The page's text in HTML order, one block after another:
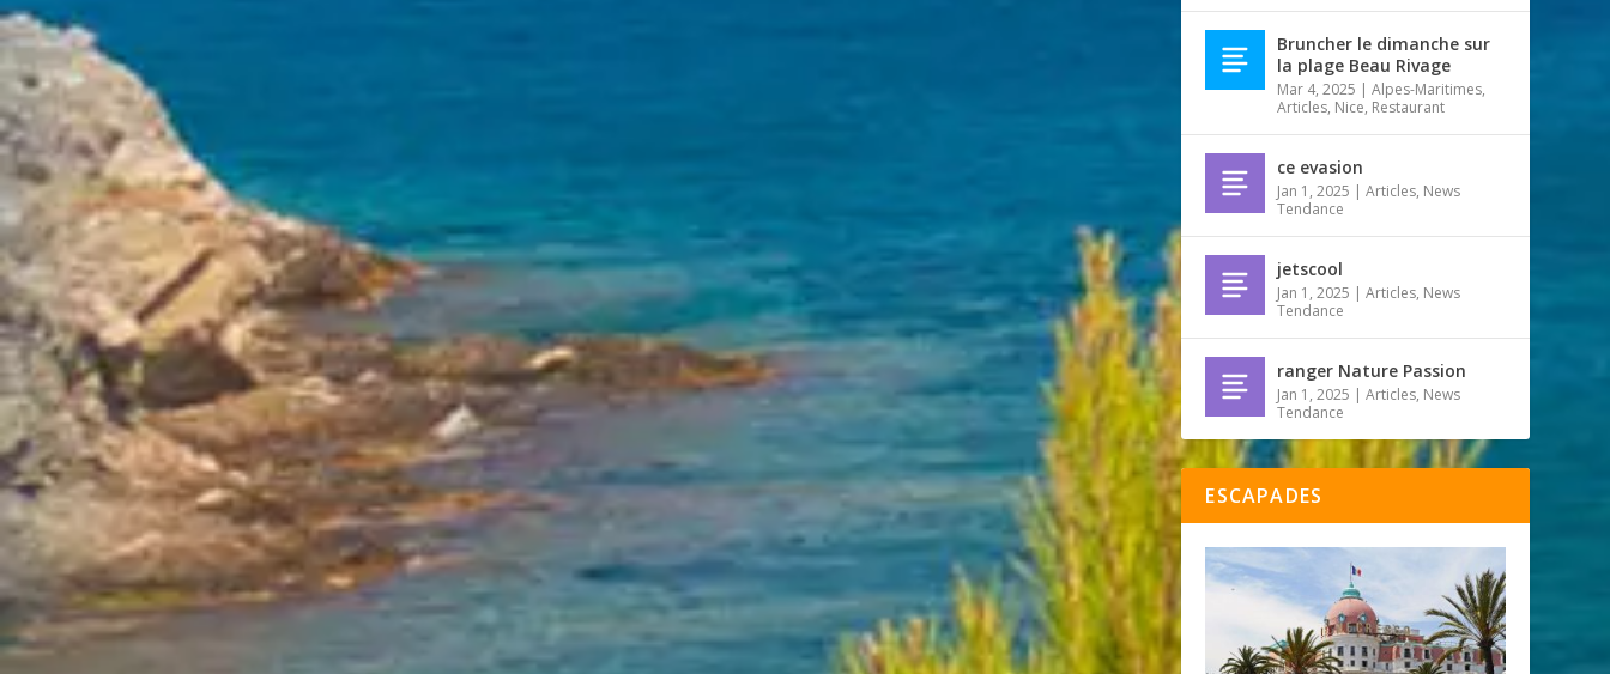
Bruncher le dimanche sur
la plage Beau Rivage
Mar 4, 2025 |Alpes-Maritimes,
Articles, Nice, Restaurant
ce evasion
Jan 1, 2025 |Articles, News
Tendance
jetscool
Jan 1, 2025 |Articles, News
Tendance
ranger Nature Passion
Jan 1, 2025 |Articles, News
Tendance
ESCAPADES